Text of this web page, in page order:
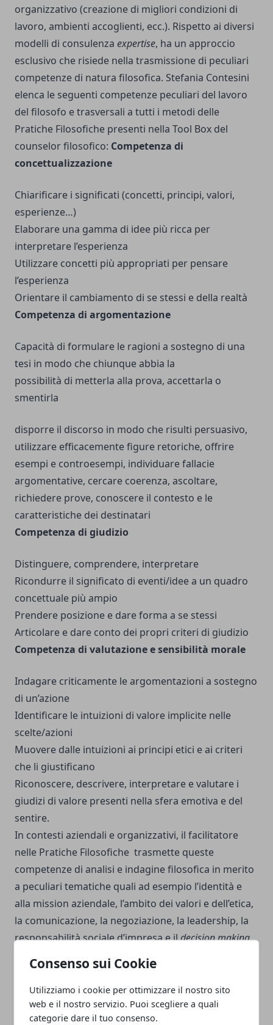
Consenso sui Cookie
Utilizziamo i cookie per ottimizzare il nostro sito
web e il nostro servizio. Puoi scegliere a quali
categorie dare il tuo consenso.
organizzativo (creazione di migliori condizioni di
lavoro, ambienti accoglienti, ecc.). Rispetto ai diversi
modelli di consulenza expertise, ha un approccio
esclusivo che risiede nella trasmissione di peculiari
competenze di natura filosofica. Stefania Contesini
elenca le seguenti competenze peculiari del lavoro
del filosofo e trasversali a tutti i metodi delle
Pratiche Filosofiche presenti nella Tool Box del
counselor filosofico: Competenza di
concettualizzazione
Chiarificare i significati (concetti, principi, valori,
esperienze…)
Elaborare una gamma di idee più ricca per
interpretare l’esperienza
Utilizzare concetti più appropriati per pensare
l’esperienza
Orientare il cambiamento di se stessi e della realtà
Competenza di argomentazione
Capacità di formulare le ragioni a sostegno di una
tesi in modo che chiunque abbia la
possibilità di metterla alla prova, accettarla o
smentirla
disporre il discorso in modo che risulti persuasivo,
utilizzare efficacemente figure retoriche, offrire
esempi e controesempi, individuare fallacie
argomentative, cercare coerenza, ascoltare,
richiedere prove, conoscere il contesto e le
caratteristiche dei destinatari
Competenza di giudizio
Distinguere, comprendere, interpretare
Ricondurre il significato di eventi/idee a un quadro
concettuale più ampio
Prendere posizione e dare forma a se stessi
Articolare e dare conto dei propri criteri di giudizio
Competenza di valutazione e sensibilità morale
Indagare criticamente le argomentazioni a sostegno
di un’azione
Identificare le intuizioni di valore implicite nelle
scelte/azioni
Muovere dalle intuizioni ai principi etici e ai criteri
che li giustificano
Riconoscere, descrivere, interpretare e valutare i
giudizi di valore presenti nella sfera emotiva e del
sentire.
In contesti aziendali e organizzativi, il facilitatore
nelle Pratiche Filosofiche trasmette queste
competenze di analisi e indagine filosofica in merito
a peculiari tematiche quali ad esempio l’identità e
alla mission aziendale, l’ambito dei valori e dell’etica,
la comunicazione, la negoziazione, la leadership, la
responsabilità sociale d’impresa e ildecision making.
maniera schiettamente filosofica con i metodi
presenti nella Tool Box, da scegliere in base alle
necessità formative rilevate nello specifico contesto